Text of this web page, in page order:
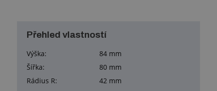
Přehled vlastností
Výška:
84 mm
Šířka:
80 mm
Rádius R:
42 mm